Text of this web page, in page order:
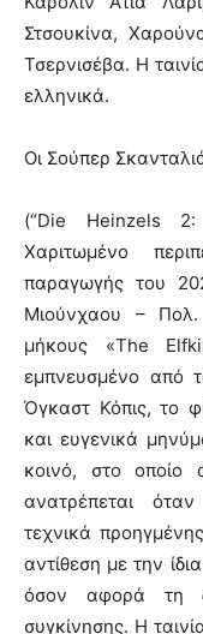
Στσουκίνα,
Τσερνισέβα. Η
ελληνικά.
Οι Σούπερ
(“Die Heinzels
Χαριτωμένο
παραγωγής του
Μιούνχαου – Πολ.
μήκους «The
εμπνευσμένο από
Όγκαστ Κόπις, το
και ευγενικά
κοινό, στο οποίο
ανατρέπεται
τεχνικά
αντίθεση με την
όσον αφορά τη
συγκίνησης. Η